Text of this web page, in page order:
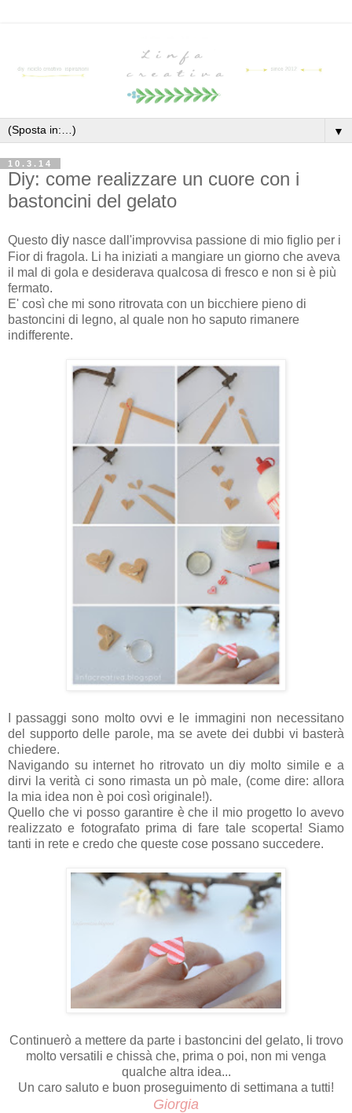
▼
10.3.14
Diy: come realizzare un cuore con i
bastoncini del gelato
Questo diy nasce dall'improvvisa passione di mio figlio per i
Fior di fragola. Li ha iniziati a mangiare un giorno che aveva
il mal di gola e desiderava qualcosa di fresco e non si è più
fermato.
E' così che mi sono ritrovata con un bicchiere pieno di
bastoncini di legno, al quale non ho saputo rimanere
indifferente.
I passaggi sono molto ovvi e le immagini non necessitano
del supporto delle parole, ma se avete dei dubbi vi basterà
chiedere.
Navigando su internet ho ritrovato un diy molto simile e a
dirvi la verità ci sono rimasta un pò male, (come dire: allora
la mia idea non è poi così originale!).
Quello che vi posso garantire è che il mio progetto lo avevo
realizzato e fotografato prima di fare tale scoperta! Siamo
tanti in rete e credo che queste cose possano succedere.
Continuerò a mettere da parte i bastoncini del gelato, li trovo
molto versatili e chissà che, prima o poi, non mi venga
qualche altra idea...
Un caro saluto e buon proseguimento di settimana a tutti!
Giorgia